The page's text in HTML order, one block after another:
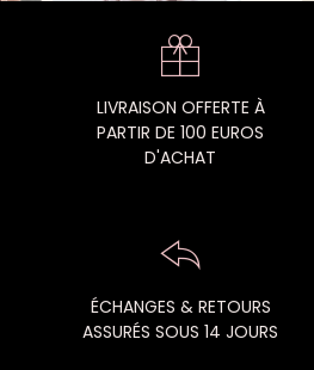
LIVRAISON OFFERTE À
PARTIR DE 100 EUROS
D'ACHAT
ÉCHANGES & RETOURS
ASSURÉS SOUS 14 JOURS